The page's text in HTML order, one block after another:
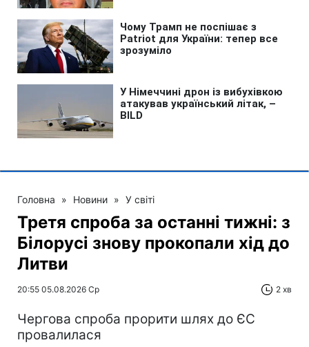
Головна » Новини » У світі
Третя спроба за останні тижні: з
Білорусі знову прокопали хід до
Литви
20:55 05.08.2026 Ср 2 хв
Чергова спроба прорити шлях до ЄС
провалилася